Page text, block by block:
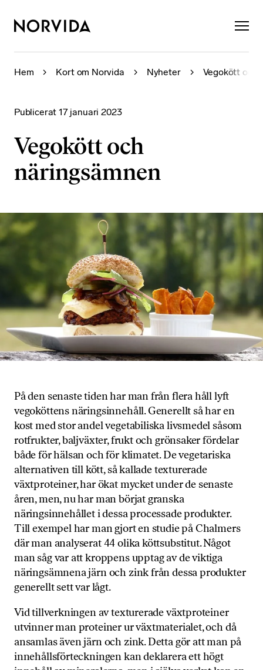
Hem Kort om Norvida Nyheter Vegokött och
Publicerat17 januari 2023
Vegokött och
näringsämnen
På den senaste tiden har man från flera håll lyft
vegoköttens näringsinnehåll. Generellt så har en
kost med stor andel vegetabiliska livsmedel såsom
rotfrukter, baljväxter, frukt och grönsaker fördelar
både för hälsan och för klimatet. De vegetariska
alternativen till kött, så kallade texturerade
växtproteiner, har ökat mycket under de senaste
åren, men, nu har man börjat granska
näringsinnehållet i dessa processade produkter.
Till exempel har man gjort en studie på Chalmers
där man analyserat 44 olika köttsubstitut. Något
man såg var att kroppens upptag av de viktiga
näringsämnena järn och zink från dessa produkter
generellt sett var lågt.
Vid tillverkningen av texturerade växtproteiner
utvinner man proteiner ur växtmaterialet, och då
ansamlas även järn och zink. Detta gör att man på
innehållsförteckningen kan deklarera ett högt